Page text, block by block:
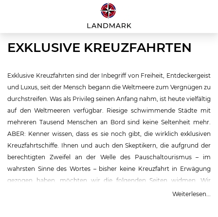
EXKLUSIVE KREUZFAHRTEN
Exklusive Kreuzfahrten sind der Inbegriff von Freiheit, Entdeckergeist
und Luxus, seit der Mensch begann die Weltmeere zum Vergnügen zu
durchstreifen. Was als Privileg seinen Anfang nahm, ist heute vielfältig
auf den Weltmeeren verfügbar. Riesige schwimmende Städte mit
mehreren Tausend Menschen an Bord sind keine Seltenheit mehr.
ABER: Kenner wissen, dass es sie noch gibt, die wirklich exklusiven
Kreuzfahrtschiffe. Ihnen und auch den Skeptikern, die aufgrund der
berechtigten Zweifel an der Welle des Pauschaltourismus – im
wahrsten Sinne des Wortes – bisher keine Kreuzfahrt in Erwägung
gezogen haben, möchten wir die folgenden Seiten widmen. Wir
stellen Ihnen eine gute Auswahl von exklusiven Kreuzfahrten der Welt
Weiterlesen...